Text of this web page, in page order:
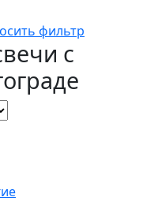
фильтр
с